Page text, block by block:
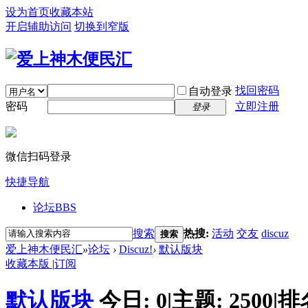
设为首页收藏本站
开启辅助访问 切换到窄版
自动登录 找回密码
密码
登录 立即注册
微信扫码登录
快捷导航
论坛BBS
搜索 搜索 热搜: 活动 交友 discuz
爱上神木便民汇»论坛 › Discuz!› 默认版块
收藏本版 |订阅
默认版块 今日: 0|主题: 2500|排